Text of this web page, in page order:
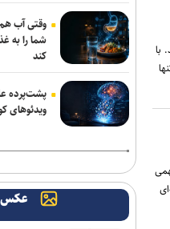
با
جدید اومودا ۴، گام مهمی
عقب‌ماندگی تولید صنایع
برنامه‌های تسلیحاتی
میلیارد دلاری شد
قیمت گاز اروپا به بالاترین
تشییع و خاکسپاری پیکر
قطعه هنرمندان بهشت زهرا
کسب رتبه یک دانشگاه
وقتی آب
شما را به
کند
پشت‌پرده
ویدئو‌های
عکس